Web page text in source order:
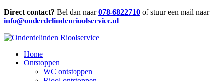
Direct contact? Bel dan naar078-6822710 of stuur een mail naar
info@onderdelindenrioolservice.nl
Home
Ontstoppen
WC ontstoppen